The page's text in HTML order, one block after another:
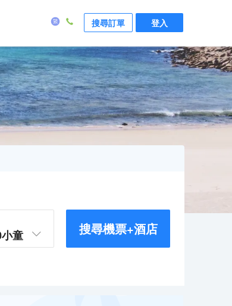
搜尋訂單 登入
小童 搜尋機票+酒店